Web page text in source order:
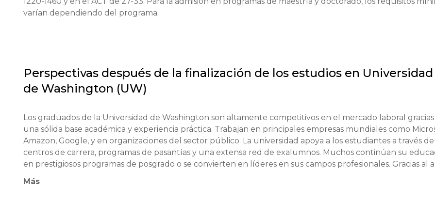
Solicitud completada.
Certificados de nivel de inglés (para estudiantes extranjeros).
Requisitos para estudiantes internacionales:
Traducciones certificadas de documentos académicos.
Confirmación de solvencia financiera.
Algunos programas pueden requerir tomar cursos de idiomas previos.
Condiciones financieras:
primer año de estudio, incluido el alojamiento.
varían dependiendo del programa.
Perspectivas después de la finalización de los estudios en Universidad
de Washington (UW)
Los graduados de la Universidad de Washington son altamente competitivos en el mercado laboral gracias
una sólida base académica y experiencia práctica. Trabajan en principales empresas mundiales como
Amazon, Google, y en organizaciones del sector público. La universidad apoya a los estudiantes a través de
centros de carrera, programas de pasantías y una extensa red de exalumnos. Muchos continúan su
en prestigiosos programas de posgrado o se convierten en líderes en sus campos profesionales. Gracias al
un futuro sostenible.
Más